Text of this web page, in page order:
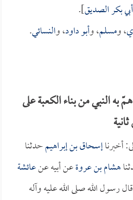
بكر الصديق].
، ومسلم، وأبو داود، والنسائي.
النبي من بناء الكعبة على
أخبرناإسحاق بن إبراهيمحدثنا
هشام بن عروةعن أبيه عنعائشة
رسول الله صلى الله عليه وآله